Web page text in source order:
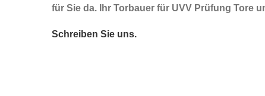
für Sie da. Ihr Torbauer für UVV Prüfung Tore
Schreiben Sie uns.